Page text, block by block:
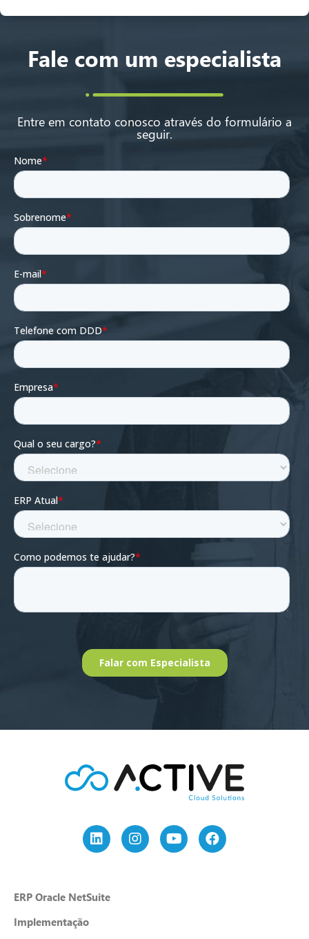
Fale com um especialista
Entre em contato conosco através do formulário a
seguir.
ERP Oracle NetSuite
Implementação